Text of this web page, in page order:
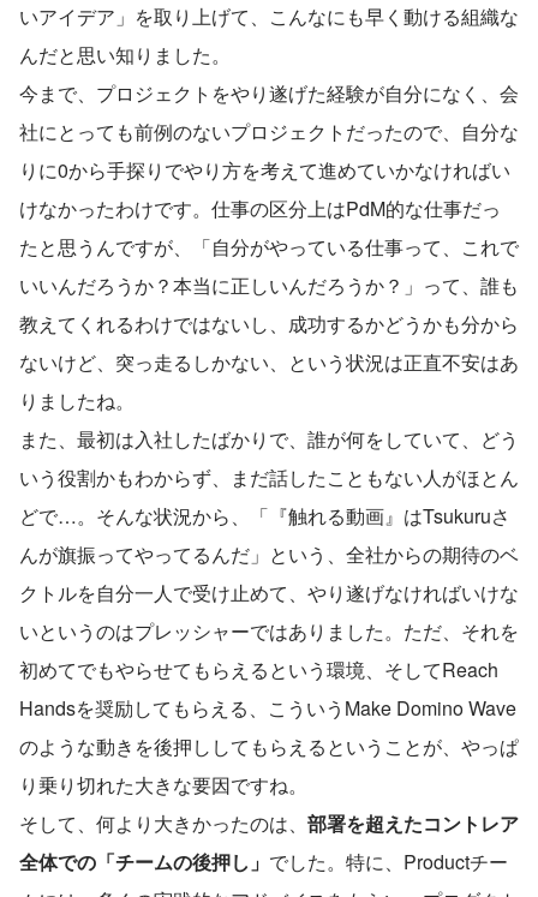
いアイデア」を取り上げて、こんなにも早く動ける組織な
んだと思い知りました。
今まで、プロジェクトをやり遂げた経験が自分になく、会
社にとっても前例のないプロジェクトだったので、自分な
りに0から手探りでやり方を考えて進めていかなければい
けなかったわけです。仕事の区分上はPdM的な仕事だっ
たと思うんですが、「自分がやっている仕事って、これで
いいんだろうか？本当に正しいんだろうか？」って、誰も
教えてくれるわけではないし、成功するかどうかも分から
ないけど、突っ走るしかない、という状況は正直不安はあ
りましたね。
また、最初は入社したばかりで、誰が何をしていて、どう
いう役割かもわからず、まだ話したこともない人がほとん
どで…。そんな状況から、「『触れる動画』はTsukuruさ
んが旗振ってやってるんだ」という、全社からの期待のベ
クトルを自分一人で受け止めて、やり遂げなければいけな
いというのはプレッシャーではありました。ただ、それを
初めてでもやらせてもらえるという環境、そしてReach
Handsを奨励してもらえる、こういうMake Domino Wave
のような動きを後押ししてもらえるということが、やっぱ
り乗り切れた大きな要因ですね。
そして、何より大きかったのは、 部署を超えたコントレア
全体での「チームの後押し」 でした。特に、Productチー